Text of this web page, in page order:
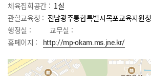
체육집회공간 : 1실
관할교육청 : 전남광주통합특별시목포교육지원청
행정실 :
교무실 :
홈페이지 :
http://mp-okam.ms.jne.kr/